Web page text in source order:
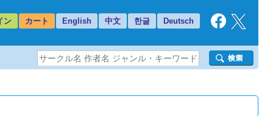
ン カート English 中文 한글 Deutsch